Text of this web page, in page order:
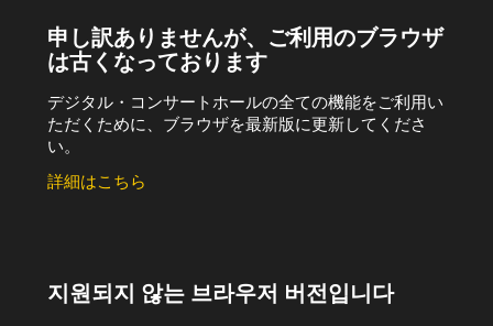
申し訳ありませんが、ご利用のブラウザ
は古くなっております
デジタル・コンサートホールの全ての機能をご利用い
ただくために、ブラウザを最新版に更新してくださ
い。
詳細はこちら
지원되지 않는 브라우저 버전입니다